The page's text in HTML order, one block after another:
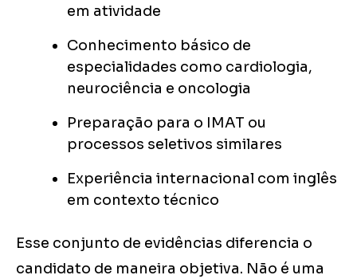
em atividade
Conhecimento básico de
especialidades como cardiologia,
neurociência e oncologia
Preparação para o IMAT ou
processos seletivos similares
Experiência internacional com inglês
em contexto técnico
Esse conjunto de evidências diferencia o
candidato de maneira objetiva. Não é uma